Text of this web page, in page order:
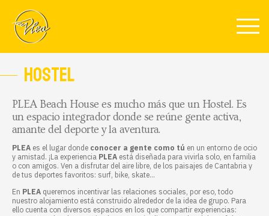
HOSTEL
PLEA Beach House es mucho más que un Hostel. Es
un espacio integrador donde se reúne gente activa,
amante del deporte y la aventura.
PLEA es el lugar donde conocer a gente como tú en un entorno de ocio
y amistad. ¡La experiencia PLEA está diseñada para vivirla solo, en familia
o con amigos. Ven a disfrutar del aire libre, de los paisajes de Cantabria y
de tus deportes favoritos: surf, bike, skate...
En PLEA queremos incentivar las relaciones sociales, por eso, todo
nuestro alojamiento está construido alrededor de la idea de grupo. Para
ello cuenta con diversos espacios en los que compartir experiencias: